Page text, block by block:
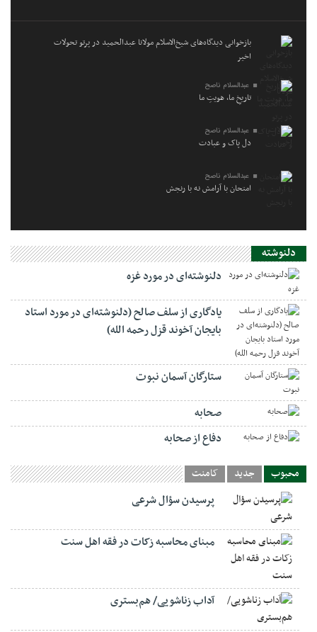
بازخوانی دیدگاه‌های شیخ‌الاسلام مولانا عبدالحمید در پرتو تحولات
اخیر
عبدالسلام ناصح
تاریخِ ما، هویتِ ما
عبدالسلام ناصح
دل پاک و عبادت
عبدالسلام ناصح
امتحان با آرامش نه با رنجش
دلنوشته
دلنوشته‌ای در مورد غزه
یادگاری از سلف صالح (دلنوشته‌ای در مورد استاد
بایجان آخوند قزل رحمه الله)
ستارگان آسمان نبوت
صحابه
دفاع از صحابه
محبوب جدید کامنت
پرسیدن سؤال شرعی
مبنای محاسبه زکات در فقه اهل سنت
آداب زناشویی/ هم‌بستری